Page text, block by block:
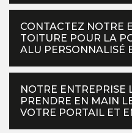
CONTACTEZ NOTRE
TOITURE POUR LA
ALU PERSONNALISÉ
NOTRE ENTREPRISE
PRENDRE EN MAIN
VOTRE PORTAIL ET